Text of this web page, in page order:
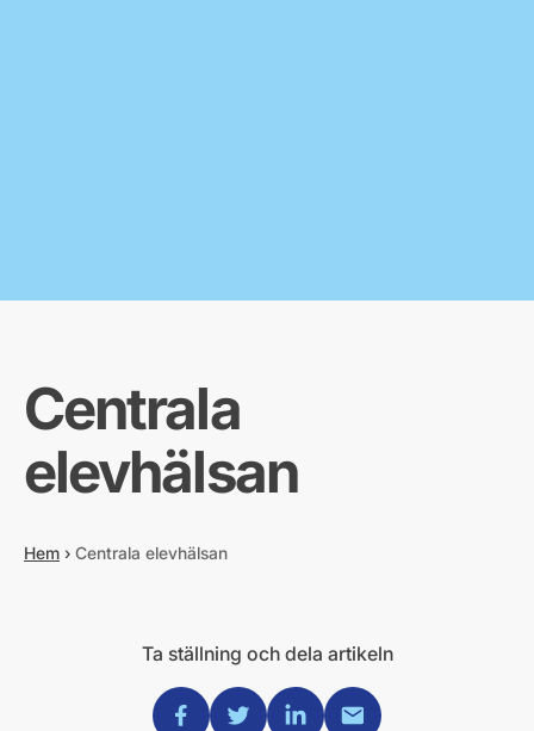
Centrala
elevhälsan
Hem › Centrala elevhälsan
Ta ställning och dela artikeln
Dela via Facebook
Dela via Twitter
Dela via Linkedin
Dela via Mail